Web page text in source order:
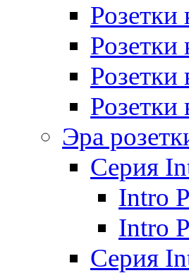
Розетки
Эра
Серия
Intro
Intro
Серия